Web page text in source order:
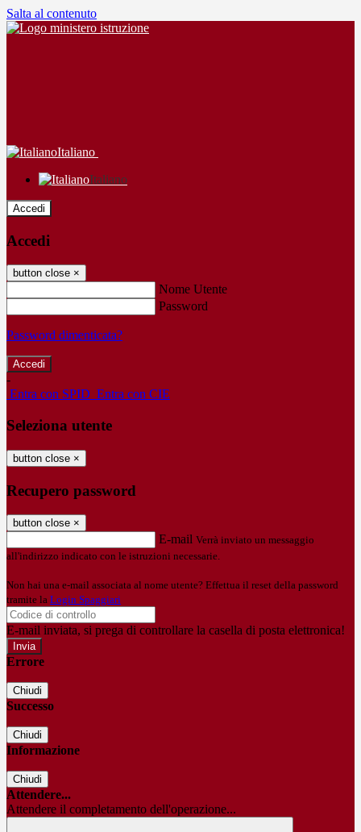
Salta al contenuto
Italiano
Italiano
Accedi
Accedi
button close ×
Nome Utente
Password
Password dimenticata?
-
Entra con SPID Entra con CIE
Seleziona utente
button close ×
Recupero password
button close ×
E-mail Verrà inviato un messaggio
all'indirizzo indicato con le istruzioni necessarie.
Non hai una e-mail associata al nome utente? Effettua il reset della password
tramite la Login Spaggiari
E-mail inviata, si prega di controllare la casella di posta elettronica!
Errore
Chiudi
Successo
Chiudi
Informazione
Chiudi
Attendere...
Attendere il completamento dell'operazione...